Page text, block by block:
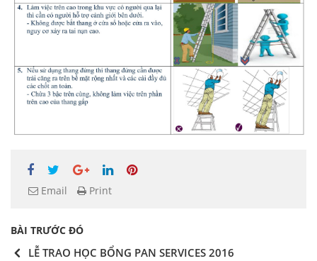
Email Print
BÀI TRƯỚC ĐÓ
LỄ TRAO HỌC BỔNG PAN SERVICES 2016